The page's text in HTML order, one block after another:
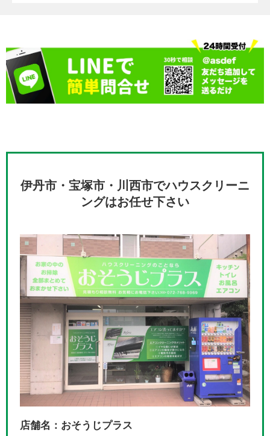
伊丹市・宝塚市・川西市でハウスクリーニ
ングはお任せ下さい
店舗名：おそうじプラス